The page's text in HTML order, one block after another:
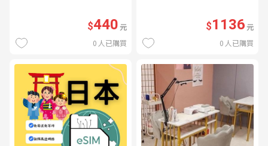
$440元
0 人已購買
$1136元
0 人已購買